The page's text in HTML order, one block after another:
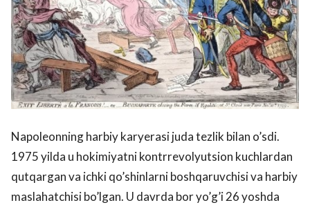
Napoleonning harbiy karyerasi juda tezlik bilan o’sdi.
1975 yilda u hokimiyatni kontrrevolyutsion kuchlardan
qutqargan va ichki qo’shinlarni boshqaruvchisi va harbiy
maslahatchisi bo’lgan. U davrda bor yo’g’i 26 yoshda